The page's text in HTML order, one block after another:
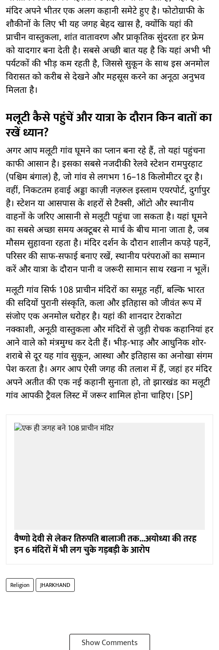
मंदिर अपने भीतर एक अलग कहानी समेटे हुए है। फोटोग्राफी के
शौकीनों के लिए भी यह जगह बेहद खास है, क्योंकि यहां की
प्राचीन वास्तुकला, शांत वातावरण और प्राकृतिक सुंदरता हर फ्रेम
को यादगार बना देती है। सबसे अच्छी बात यह है कि यहां अभी भी
पर्यटकों की भीड़ कम रहती है, जिससे सुकून के साथ इस अनमोल
विरासत को करीब से देखने और महसूस करने का अनूठा अनुभव
मिलता है।
मलूटी कैसे पहुंचें और यात्रा के दौरान किन बातों का
रखें ध्यान?
अगर आप मलूटी गांव घूमने का प्लान बना रहे हैं, तो यहां पहुंचना
काफी आसान है। इसका सबसे नजदीकी रेलवे स्टेशन रामपुरहाट
(पश्चिम बंगाल) है, जो गांव से लगभग 16–18 किलोमीटर दूर है।
वहीं, निकटतम हवाई अड्डा काज़ी नज़रुल इस्लाम एयरपोर्ट, दुर्गापुर
है। स्टेशन या आसपास के शहरों से टैक्सी, ऑटो और स्थानीय
वाहनों के जरिए आसानी से मलूटी पहुंचा जा सकता है। यहां घूमने
का सबसे अच्छा समय अक्टूबर से मार्च के बीच माना जाता है, जब
मौसम सुहावना रहता है। मंदिर दर्शन के दौरान शालीन कपड़े पहनें,
परिसर की साफ-सफाई बनाए रखें, स्थानीय परंपराओं का सम्मान
करें और यात्रा के दौरान पानी व जरूरी सामान साथ रखना न भूलें।
मलूटी गांव सिर्फ 108 प्राचीन मंदिरों का समूह नहीं, बल्कि भारत
की सदियों पुरानी संस्कृति, कला और इतिहास को जीवंत रूप में
संजोए एक अनमोल धरोहर है। यहां की शानदार टेराकोटा
नक्काशी, अनूठी वास्तुकला और मंदिरों से जुड़ी रोचक कहानियां हर
आने वाले को मंत्रमुग्ध कर देती हैं। भीड़-भाड़ और आधुनिक शोर-
शराबे से दूर यह गांव सुकून, आस्था और इतिहास का अनोखा संगम
पेश करता है। अगर आप ऐसी जगह की तलाश में हैं, जहां हर मंदिर
अपने अतीत की एक नई कहानी सुनाता हो, तो झारखंड का मलूटी
गांव आपकी ट्रैवल लिस्ट में जरूर शामिल होना चाहिए। [SP]
वैष्णो देवी से लेकर तिरुपति बालाजी तक...अयोध्या की तरह
इन 6 मंदिरों में भी लग चुके गड़बड़ी के आरोप
Religion JHARKHAND
Show Comments